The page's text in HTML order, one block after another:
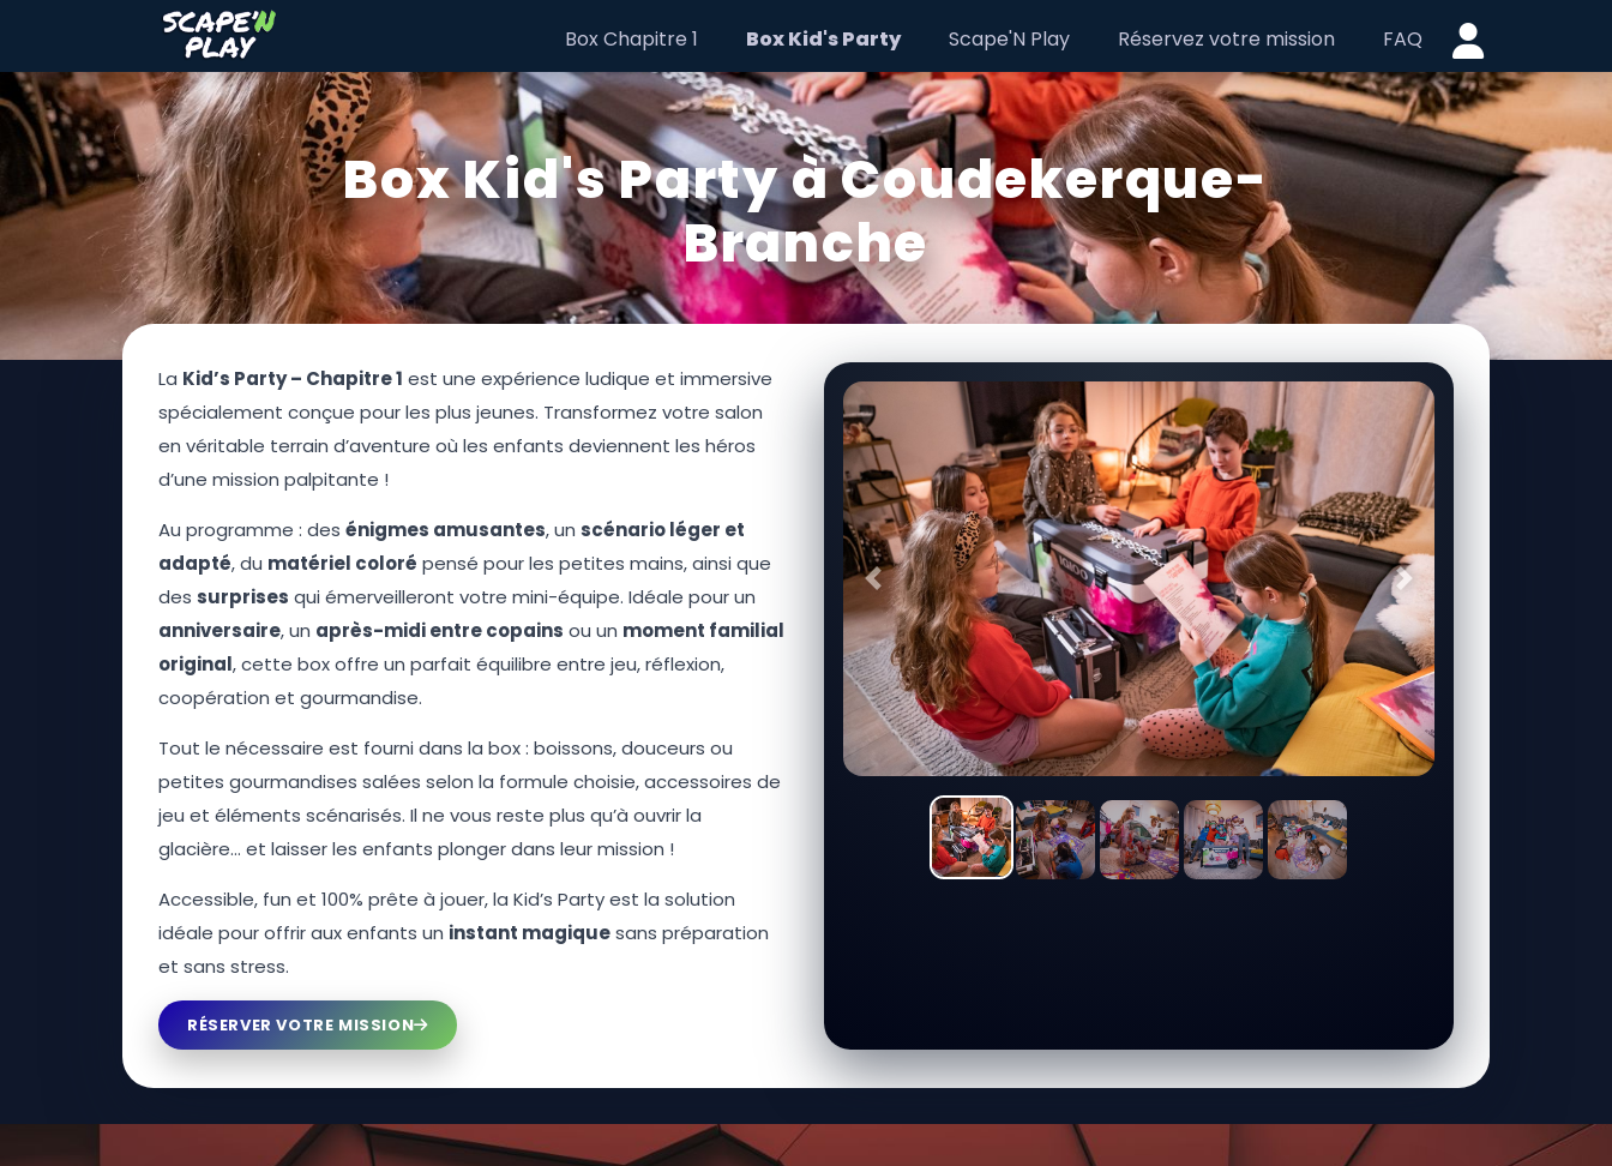
Box Chapitre 1 Box Kid's Party Scape'N Play Réservez votre mission FAQ
Box Kid's Party à Coudekerque-
Branche
La Kid’s Party – Chapitre 1 est une expérience ludique et immersive
spécialement conçue pour les plus jeunes. Transformez votre salon
en véritable terrain d’aventure où les enfants deviennent les héros
d’une mission palpitante !
Au programme : des énigmes amusantes, un scénario léger et
adapté, du matériel coloré pensé pour les petites mains, ainsi que
des surprises qui émerveilleront votre mini-équipe. Idéale pour un
anniversaire, un après-midi entre copains ou un moment familial
original, cette box offre un parfait équilibre entre jeu, réflexion,
coopération et gourmandise.
Tout le nécessaire est fourni dans la box : boissons, douceurs ou
petites gourmandises salées selon la formule choisie, accessoires de
jeu et éléments scénarisés. Il ne vous reste plus qu’à ouvrir la
glacière… et laisser les enfants plonger dans leur mission !
Accessible, fun et 100% prête à jouer, la Kid’s Party est la solution
idéale pour offrir aux enfants un instant magiquesans préparation
et sans stress.
RÉSERVER VOTRE MISSION
Précédent Suivant